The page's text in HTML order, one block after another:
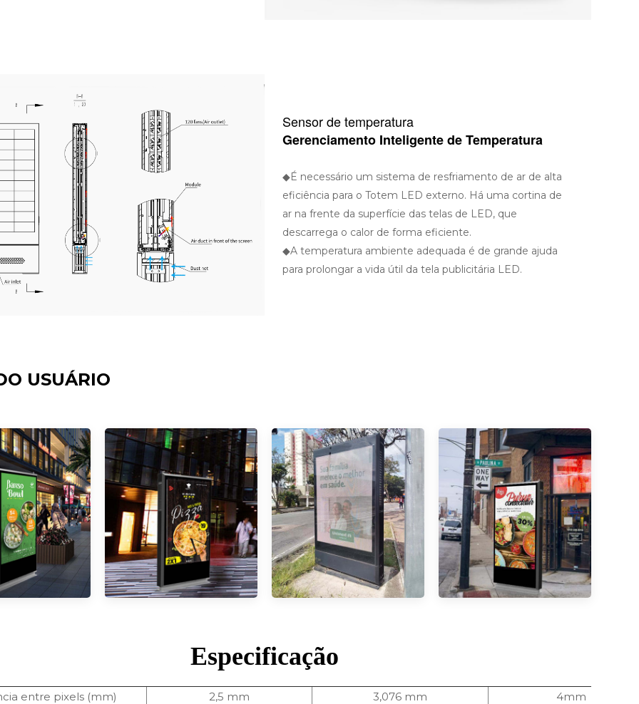
Sensor de temperatura
Gerenciamento Inteligente de Temperatura
◆É necessário um sistema de resfriamento de ar de alta
eficiência para o Totem LED externo. Há uma cortina de
ar na frente da superfície das telas de LED, que
descarrega o calor de forma eficiente.
◆A temperatura ambiente adequada é de grande ajuda
para prolongar a vida útil da tela publicitária LED.
USUÁRIO
Especificação
entre pixels (mm) 2,5 mm 3,076 mm
4mm